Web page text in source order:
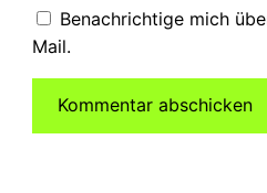
Benachrichtige mich
Mail.